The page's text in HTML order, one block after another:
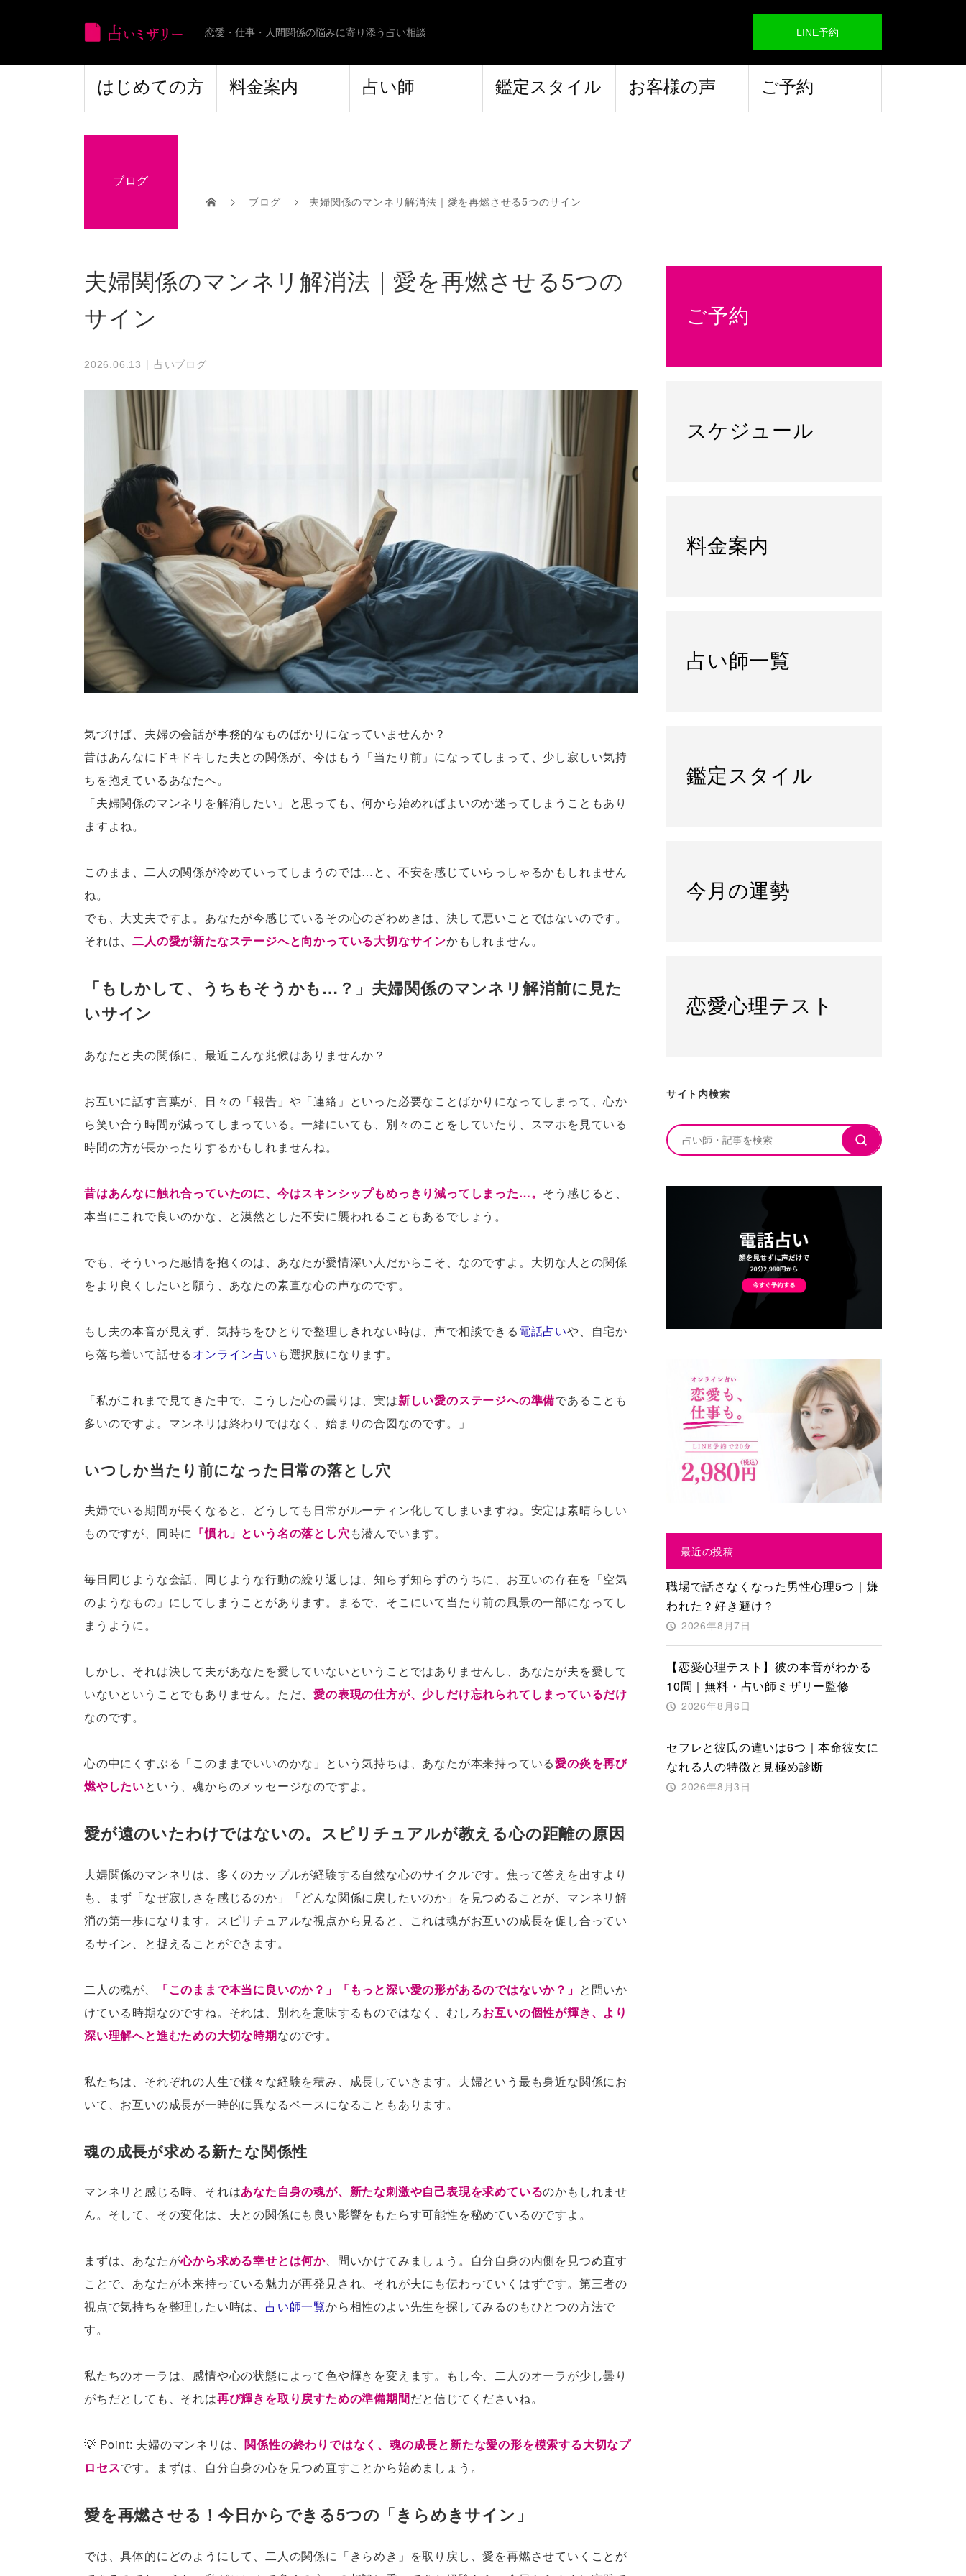
恋愛・仕事・人間関係の悩みに寄り添う占い相談 LINE予約
はじめての方 料金案内 占い師 鑑定スタイル お客様の声 ご予約
ブログ
ブログ 夫婦関係のマンネリ解消法｜愛を再燃させる5つのサイン
夫婦関係のマンネリ解消法｜愛を再燃させる5つの
サイン
2026.06.13 占いブログ
気づけば、夫婦の会話が事務的なものばかりになっていませんか？
昔はあんなにドキドキした夫との関係が、今はもう「当たり前」になってしまって、少し寂しい気持
ちを抱えているあなたへ。
「夫婦関係のマンネリを解消したい」と思っても、何から始めればよいのか迷ってしまうこともあり
ますよね。
このまま、二人の関係が冷めていってしまうのでは…と、不安を感じていらっしゃるかもしれません
ね。
でも、大丈夫ですよ。あなたが今感じているその心のざわめきは、決して悪いことではないのです。
それは、二人の愛が新たなステージへと向かっている大切なサインかもしれません。
「もしかして、うちもそうかも…？」夫婦関係のマンネリ解消前に見た
いサイン
あなたと夫の関係に、最近こんな兆候はありませんか？
お互いに話す言葉が、日々の「報告」や「連絡」といった必要なことばかりになってしまって、心か
ら笑い合う時間が減ってしまっている。一緒にいても、別々のことをしていたり、スマホを見ている
時間の方が長かったりするかもしれませんね。
昔はあんなに触れ合っていたのに、今はスキンシップもめっきり減ってしまった…。 そう感じると、
本当にこれで良いのかな、と漠然とした不安に襲われることもあるでしょう。
でも、そういった感情を抱くのは、あなたが愛情深い人だからこそ、なのですよ。大切な人との関係
をより良くしたいと願う、あなたの素直な心の声なのです。
もし夫の本音が見えず、気持ちをひとりで整理しきれない時は、声で相談できる電話占いや、自宅か
ら落ち着いて話せるオンライン占い も選択肢になります。
「私がこれまで見てきた中で、こうした心の曇りは、実は新しい愛のステージへの準備であることも
多いのですよ。マンネリは終わりではなく、始まりの合図なのです。」
いつしか当たり前になった日常の落とし穴
夫婦でいる期間が長くなると、どうしても日常がルーティン化してしまいますね。安定は素晴らしい
ものですが、同時に 「慣れ」という名の落とし穴も潜んでいます。
毎日同じような会話、同じような行動の繰り返しは、知らず知らずのうちに、お互いの存在を「空気
のようなもの」にしてしまうことがあります。まるで、そこにいて当たり前の風景の一部になってし
まうように。
しかし、それは決して夫があなたを愛していないということではありませんし、あなたが夫を愛して
いないということでもありません。ただ、愛の表現の仕方が、少しだけ忘れられてしまっているだけ
なのです。
心の中にくすぶる「このままでいいのかな」という気持ちは、あなたが本来持っている愛の炎を再び
燃やしたいという、魂からのメッセージなのですよ。
愛が遠のいたわけではないの。スピリチュアルが教える心の距離の原因
夫婦関係のマンネリは、多くのカップルが経験する自然な心のサイクルです。焦って答えを出すより
も、まず「なぜ寂しさを感じるのか」「どんな関係に戻したいのか」を見つめることが、マンネリ解
消の第一歩になります。スピリチュアルな視点から見ると、これは魂がお互いの成長を促し合ってい
るサイン、と捉えることができます。
二人の魂が、 「このままで本当に良いのか？」「もっと深い愛の形があるのではないか？」 と問いか
けている時期なのですね。それは、別れを意味するものではなく、むしろお互いの個性が輝き、より
深い理解へと進むための大切な時期なのです。
私たちは、それぞれの人生で様々な経験を積み、成長していきます。夫婦という最も身近な関係にお
いて、お互いの成長が一時的に異なるペースになることもあります。
魂の成長が求める新たな関係性
マンネリと感じる時、それはあなた自身の魂が、新たな刺激や自己表現を求めているのかもしれませ
ん。そして、その変化は、夫との関係にも良い影響をもたらす可能性を秘めているのですよ。
まずは、あなたが心から求める幸せとは何か、問いかけてみましょう。自分自身の内側を見つめ直す
ことで、あなたが本来持っている魅力が再発見され、それが夫にも伝わっていくはずです。第三者の
視点で気持ちを整理したい時は、 占い師一覧から相性のよい先生を探してみるのもひとつの方法で
す。
私たちのオーラは、感情や心の状態によって色や輝きを変えます。もし今、二人のオーラが少し曇り
がちだとしても、それは再び輝きを取り戻すための準備期間だと信じてくださいね。
💡 Point: 夫婦のマンネリは、関係性の終わりではなく、魂の成長と新たな愛の形を模索する大切なプ
ロセスです。まずは、自分自身の心を見つめ直すことから始めましょう。
愛を再燃させる！今日からできる5つの「きらめきサイン」
では、具体的にどのようにして、二人の関係に「きらめき」を取り戻し、愛を再燃させていくことが
ご予約
スケジュール
料金案内
占い師一覧
鑑定スタイル
今月の運勢
恋愛心理テスト
サイト内検索
最近の投稿
職場で話さなくなった男性心理5つ｜嫌
われた？好き避け？
2026年8月7日
【恋愛心理テスト】彼の本音がわかる
10問｜無料・占い師ミザリー監修
2026年8月6日
セフレと彼氏の違いは6つ｜本命彼女に
なれる人の特徴と見極め診断
2026年8月3日